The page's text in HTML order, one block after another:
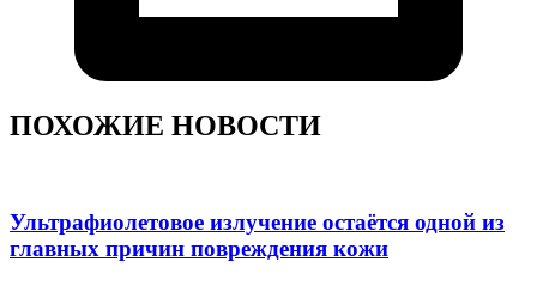
ПОХОЖИЕ НОВОСТИ
Ультрафиолетовое излучение остаётся одной из
главных причин повреждения кожи